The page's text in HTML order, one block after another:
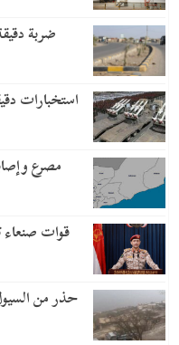
ضربة
استخبارات
مصرع
قوات
حذر من